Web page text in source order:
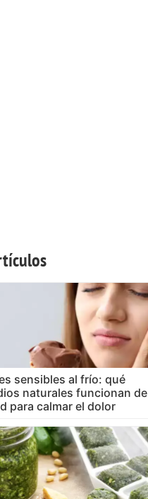
sensibles al frío: qué
naturales funcionan de
para calmar el dolor